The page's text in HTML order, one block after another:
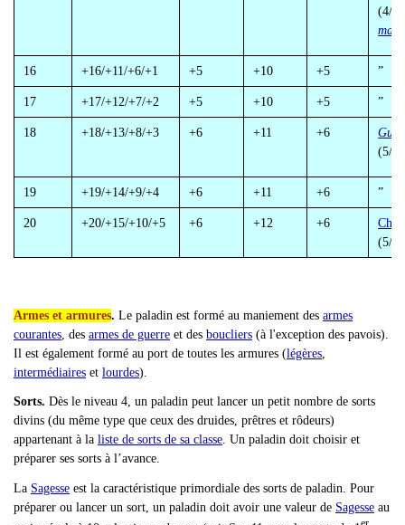
(4/
16 +16/+11/+6/+1 +5 +10 +5 ”
17 +17/+12/+7/+2 +5 +10 +5 ”
18 +18/+13/+8/+3 +6 +11 +6
(5/
19 +19/+14/+9/+4 +6 +11 +6 ”
20 +20/+15/+10/+5 +6 +12 +6
(5/
Armes et armures. Le paladin est formé au maniement des armes
courantes, des armes de guerre et des boucliers (à l'exception des pavois).
Il est également formé au port de toutes les armures (légères,
intermédiaires et lourdes).
Sorts. Dès le niveau 4, un paladin peut lancer un petit nombre de sorts
divins (du même type que ceux des druides, prêtres et rôdeurs)
appartenant à la liste de sorts de sa classe. Un paladin doit choisir et
préparer ses sorts à l’avance.
La Sagesse est la caractéristique primordiale des sorts de paladin. Pour
préparer ou lancer un sort, un paladin doit avoir une valeur de Sagesse au